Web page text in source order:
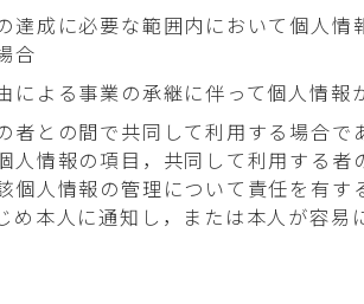
達成に必要な範囲内において個人情
合
による事業の承継に伴って個人情報
者との間で共同して利用する場合で
人情報の項目，共同して利用する者
個人情報の管理について責任を有す
め本人に通知し，または本人が容易